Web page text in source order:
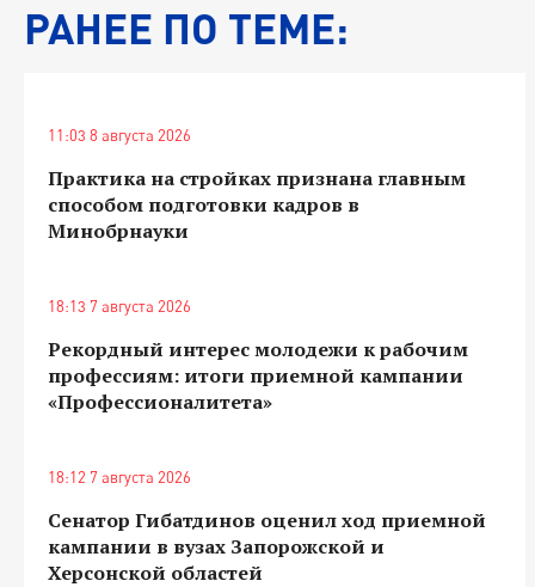
РАНЕЕ ПО ТЕМЕ:
11:03 8 августа 2026
Практика на стройках признана главным
способом подготовки кадров в
Минобрнауки
18:13 7 августа 2026
Рекордный интерес молодежи к рабочим
профессиям: итоги приемной кампании
«Профессионалитета»
18:12 7 августа 2026
Сенатор Гибатдинов оценил ход приемной
кампании в вузах Запорожской и
Херсонской областей